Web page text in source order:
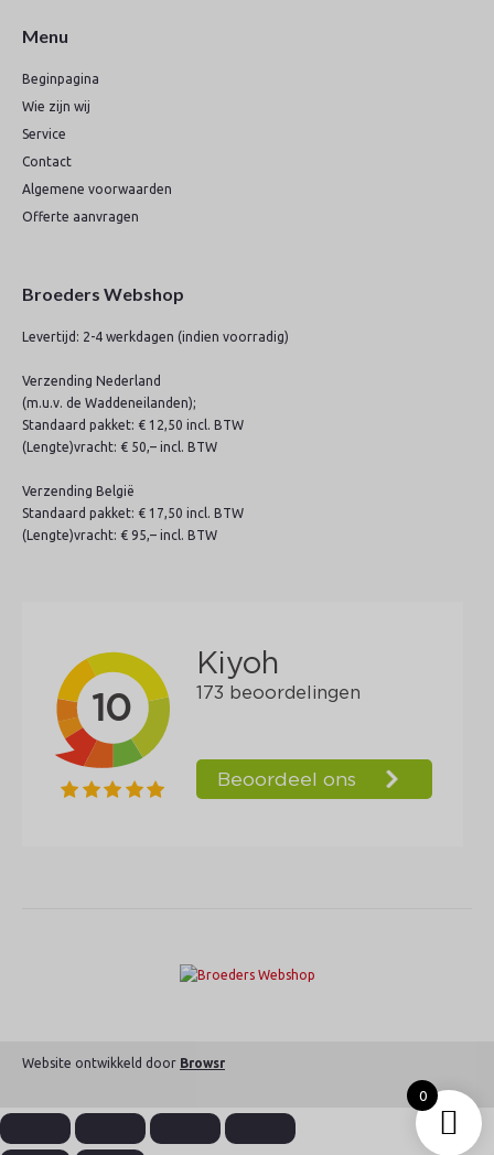
Menu
Beginpagina
Wie zijn wij
Service
Contact
Algemene voorwaarden
Offerte aanvragen
Broeders Webshop
Levertijd: 2-4 werkdagen (indien voorradig)
Verzending Nederland
(m.u.v. de Waddeneilanden);
Standaard pakket: € 12,50 incl. BTW
(Lengte)vracht: € 50,– incl. BTW
Verzending België
Standaard pakket: € 17,50 incl. BTW
(Lengte)vracht: € 95,– incl. BTW
Website ontwikkeld door Browsr
0